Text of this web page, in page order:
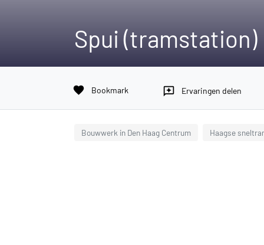
Spui (tramstation)
favorite Bookmark reviews Ervaringen delen
Bouwwerk in Den Haag Centrum Haagse